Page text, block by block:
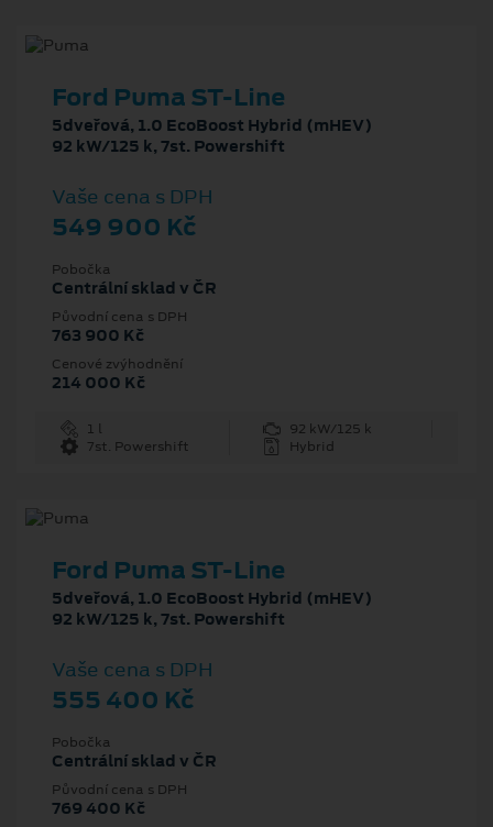
Ford Puma ST-Line
5dveřová, 1.0 EcoBoost Hybrid (mHEV)
92 kW/125 k, 7st. Powershift
Vaše cena s DPH
549 900 Kč
Pobočka
Centrální sklad v ČR
Původní cena s DPH
763 900 Kč
Cenové zvýhodnění
214 000 Kč
1 l
92 kW/125 k
7st. Powershift
Hybrid
Ford Puma ST-Line
5dveřová, 1.0 EcoBoost Hybrid (mHEV)
92 kW/125 k, 7st. Powershift
Vaše cena s DPH
555 400 Kč
Pobočka
Centrální sklad v ČR
Původní cena s DPH
769 400 Kč